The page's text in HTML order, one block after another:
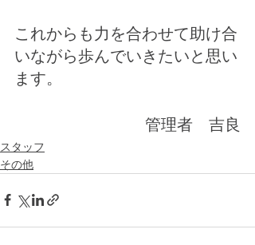
これからも力を合わせて助け合
いながら歩んでいきたいと思い
ます。
管理者　吉良
スタッフ
その他